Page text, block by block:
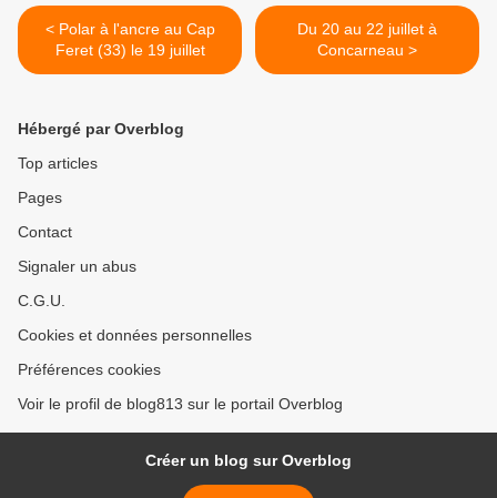
< Polar à l'ancre au Cap
Feret (33) le 19 juillet
Du 20 au 22 juillet à
Concarneau >
Hébergé par Overblog
Top articles
Pages
Contact
Signaler un abus
C.G.U.
Cookies et données personnelles
Préférences cookies
Voir le profil de blog813 sur le portail Overblog
Créer un blog sur Overblog